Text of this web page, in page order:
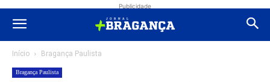
Publicidade
Início Bragança Paulista
Bragança Paulista